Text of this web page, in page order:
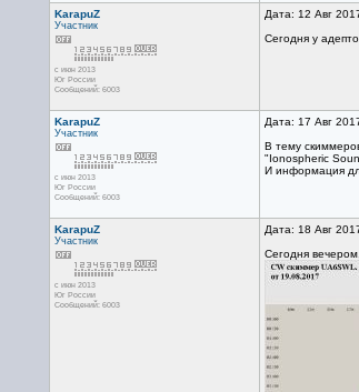
KarapuZ
Участник
с июн 2013
Юг России
Сообщений: 6003
Дата: 12 Авг
Сегодня у
KarapuZ
Участник
с июн 2013
Юг России
Сообщений: 6003
Дата: 17 Авг
В тему
"Ionospheric
И информация
KarapuZ
Участник
с июн 2013
Юг России
Сообщений: 6003
Дата: 18 Авг
Сегодня